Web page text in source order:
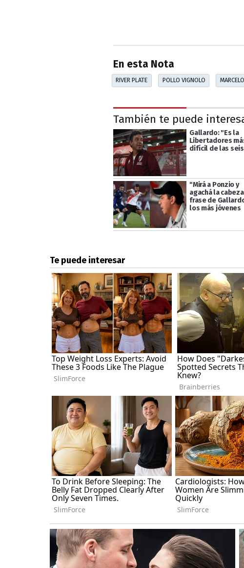
En esta Nota
RIVER PLATE POLLO VIGNOLO
También te puede
Gallardo: "Es la
Libertadores
difícil de las
"Mirá a Ponzio y
agachá la
frase de
los más jóvenes